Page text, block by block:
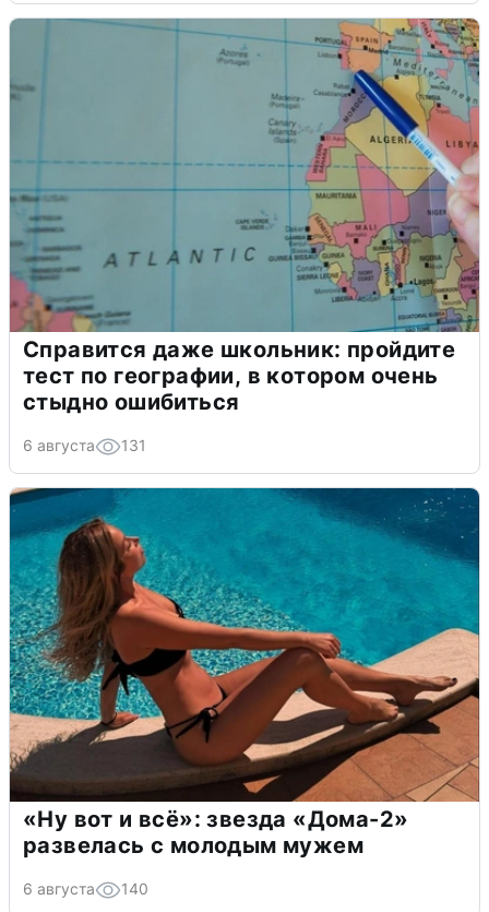
Справится даже школьник: пройдите
тест по географии, в котором очень
стыдно ошибиться
6 августа 131
«Ну вот и всё»: звезда «Дома-2»
развелась с молодым мужем
6 августа 140